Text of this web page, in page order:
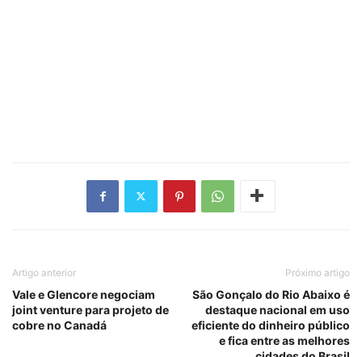
Artigo anterior
Vale e Glencore negociam
joint venture para projeto de
cobre no Canadá
Próximo artigo
São Gonçalo do Rio Abaixo é
destaque nacional em uso
eficiente do dinheiro público
e fica entre as melhores